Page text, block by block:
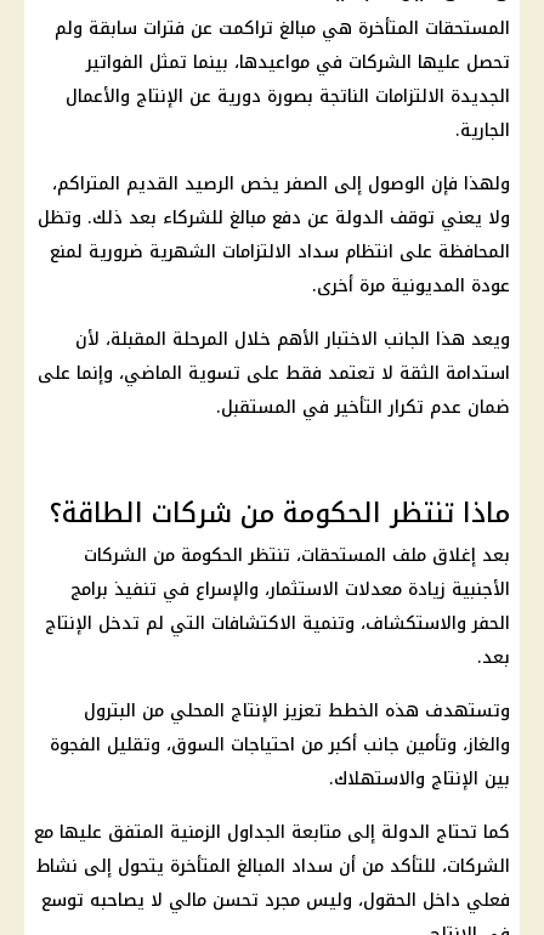
المستحقات المتأخرة هي مبالغ تراكمت عن فترات سابقة ولم
تحصل عليها الشركات في مواعيدها، بينما تمثل الفواتير
الجديدة الالتزامات الناتجة بصورة دورية عن الإنتاج والأعمال
الجارية.
ولهذا فإن الوصول إلى الصفر يخص الرصيد القديم المتراكم،
ولا يعني توقف الدولة عن دفع مبالغ للشركاء بعد ذلك. وتظل
المحافظة على انتظام سداد الالتزامات الشهرية ضرورية لمنع
عودة المديونية مرة أخرى.
ويعد هذا الجانب الاختبار الأهم خلال المرحلة المقبلة، لأن
استدامة الثقة لا تعتمد فقط على تسوية الماضي، وإنما على
ضمان عدم تكرار التأخير في المستقبل.
ماذا تنتظر الحكومة من شركات الطاقة؟
بعد إغلاق ملف المستحقات، تنتظر الحكومة من الشركات
الأجنبية زيادة معدلات الاستثمار، والإسراع في تنفيذ برامج
الحفر والاستكشاف، وتنمية الاكتشافات التي لم تدخل الإنتاج
بعد.
وتستهدف هذه الخطط تعزيز الإنتاج المحلي من البترول
والغاز، وتأمين جانب أكبر من احتياجات السوق، وتقليل الفجوة
بين الإنتاج والاستهلاك.
كما تحتاج الدولة إلى متابعة الجداول الزمنية المتفق عليها مع
الشركات، للتأكد من أن سداد المبالغ المتأخرة يتحول إلى نشاط
فعلي داخل الحقول، وليس مجرد تحسن مالي لا يصاحبه توسع